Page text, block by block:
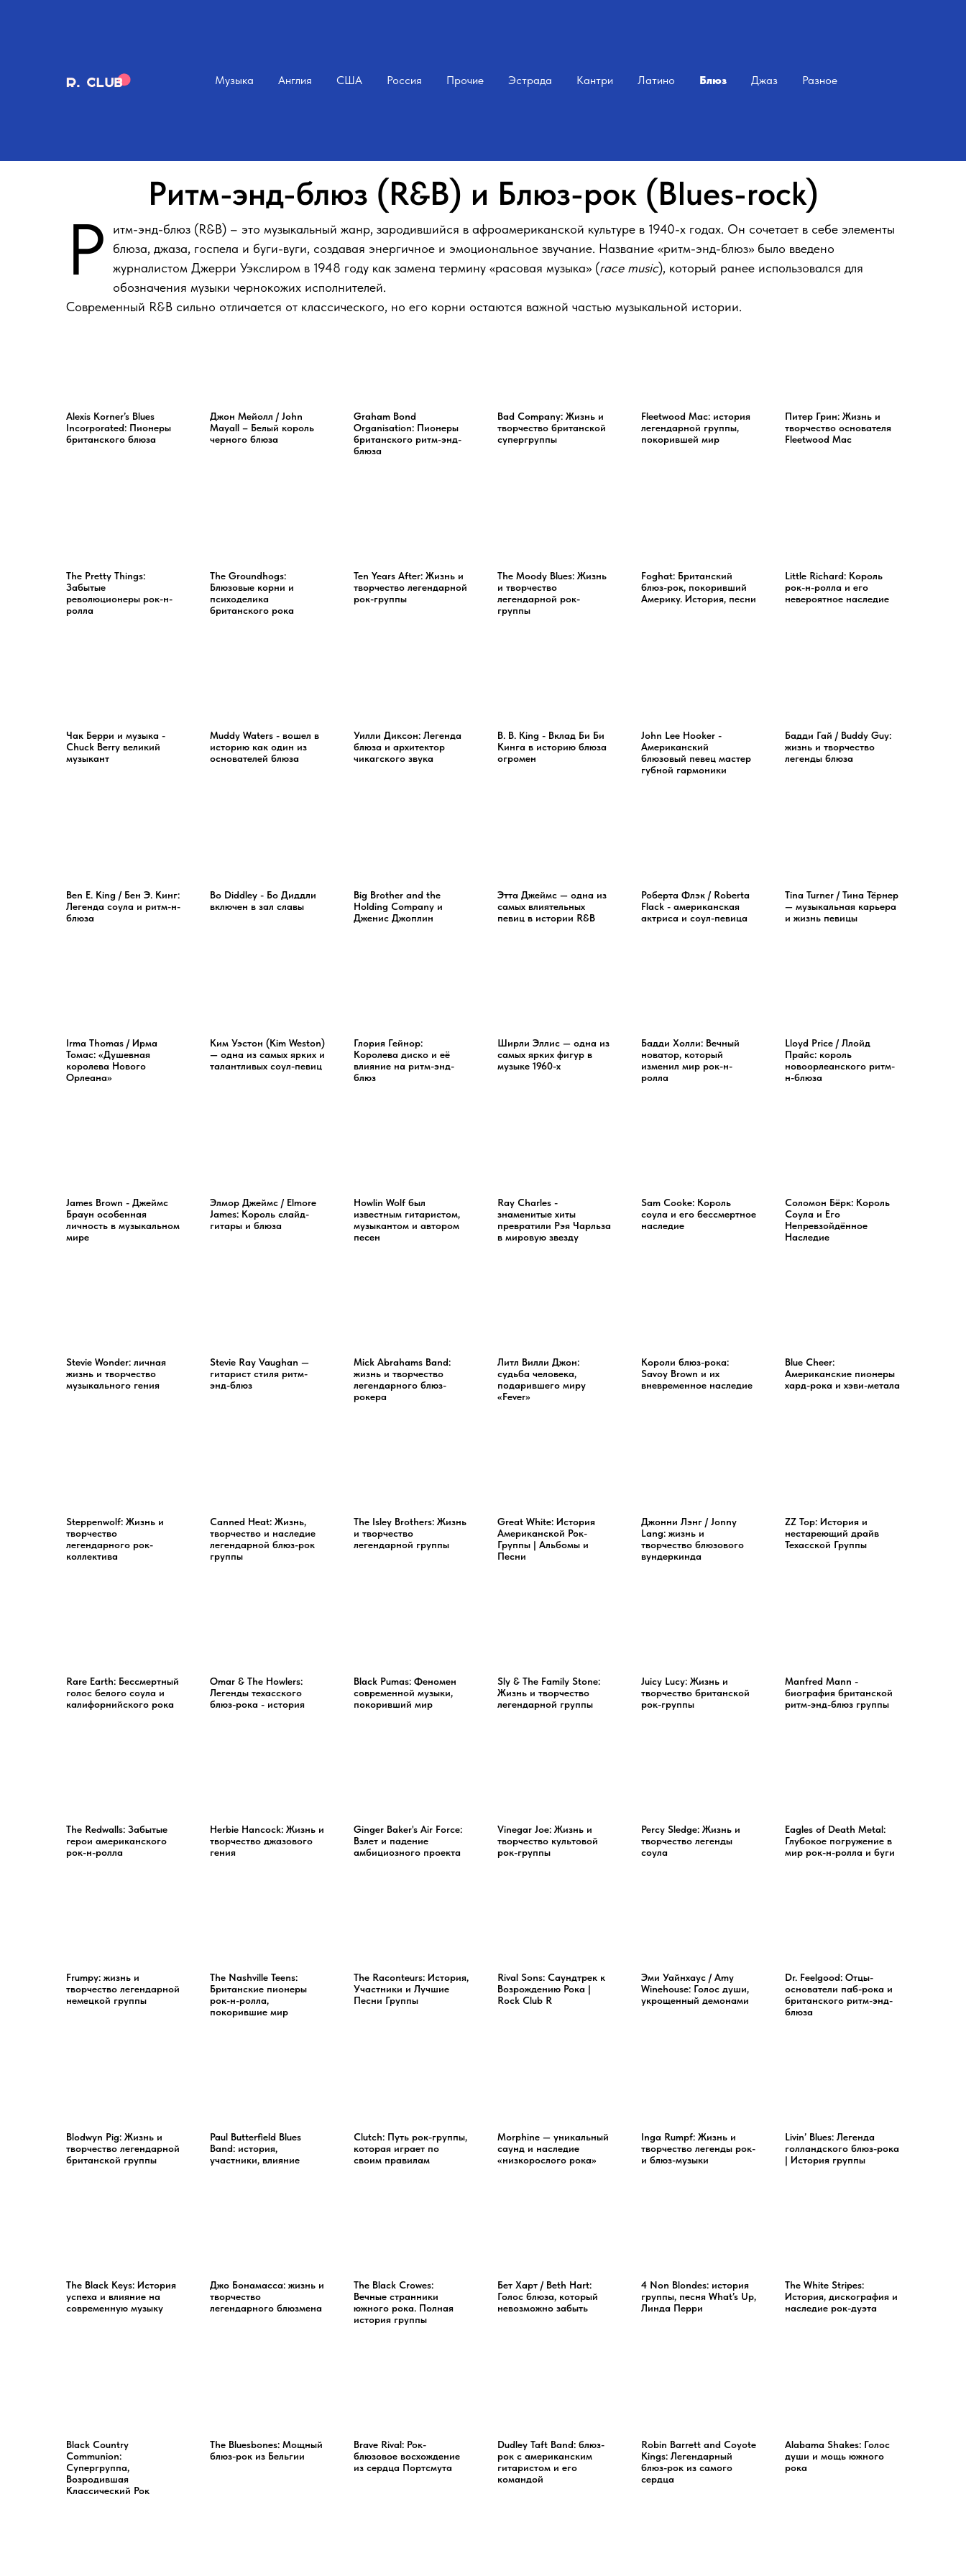
Музыка Англия США Россия Прочие Эстрада Кантри Латино Блюз Джаз Разное
Ритм-энд-блюз (R&B) и Блюз-рок (Blues-rock)
Р
итм-энд-блюз (R&B) – это музыкальный жанр, зародившийся в афроамериканской культуре в 1940-х годах. Он сочетает в себе элементы
блюза, джаза, госпела и буги-вуги, создавая энергичное и эмоциональное звучание. Название «ритм-энд-блюз» было введено
журналистом Джерри Уэкслиром в 1948 году как замена термину «расовая музыка» (race music), который ранее использовался для
обозначения музыки чернокожих исполнителей.
Современный R&B сильно отличается от классического, но его корни остаются важной частью музыкальной истории.
Alexis Korner’s Blues
Incorporated: Пионеры
британского блюза
Джон Мейолл / John
Mayall – Белый король
черного блюза
Graham Bond
Organisation: Пионеры
британского ритм-энд-
блюза
Bad Company: Жизнь и
творчество британской
супергруппы
Fleetwood Mac: история
легендарной группы,
покорившей мир
Питер Грин: Жизнь и
творчество основателя
Fleetwood Mac
The Pretty Things:
Забытые
революционеры рок-н-
ролла
The Groundhogs:
Блюзовые корни и
психоделика
британского рока
Ten Years After: Жизнь и
творчество легендарной
рок-группы
The Moody Blues: Жизнь
и творчество
легендарной рок-
группы
Foghat: Британский
блюз-рок, покоривший
Америку. История, песни
Little Richard: Король
рок-н-ролла и его
невероятное наследие
Чак Берри и музыка -
Chuck Berry великий
музыкант
Muddy Waters - вошел в
историю как один из
основателей блюза
Уилли Диксон: Легенда
блюза и архитектор
чикагского звука
B. B. King - Вклад Би Би
Кинга в историю блюза
огромен
John Lee Hooker -
Американский
блюзовый певец мастер
губной гармоники
Бадди Гай / Buddy Guy:
жизнь и творчество
легенды блюза
Ben E. King / Бен Э. Кинг:
Легенда соула и ритм-н-
блюза
Bo Diddley - Бо Диддли
включен в зал славы
Big Brother and the
Holding Company и
Дженис Джоплин
Этта Джеймс — одна из
самых влиятельных
певиц в истории R&B
Роберта Флэк / Roberta
Flack - американская
актриса и соул-певица
Tina Turner / Тина Тёрнер
— музыкальная карьера
и жизнь певицы
Irma Thomas / Ирма
Томас: «Душевная
королева Нового
Орлеана»
Ким Уэстон (Kim Weston)
— одна из самых ярких и
талантливых соул-певиц
Глория Гейнор:
Королева диско и её
влияние на ритм-энд-
блюз
Ширли Эллис — одна из
самых ярких фигур в
музыке 1960-х
Бадди Холли: Вечный
новатор, который
изменил мир рок-н-
ролла
Lloyd Price / Ллойд
Прайс: король
новоорлеанского ритм-
н-блюза
James Brown - Джеймс
Браун особенная
личность в музыкальном
мире
Элмор Джеймс / Elmore
James: Король слайд-
гитары и блюза
Howlin Wolf был
известным гитаристом,
музыкантом и автором
песен
Ray Charles -
знаменитые хиты
превратили Рэя Чарльза
в мировую звезду
Sam Cooke: Король
соула и его бессмертное
наследие
Соломон Бёрк: Король
Соула и Его
Непревзойдённое
Наследие
Stevie Wonder: личная
жизнь и творчество
музыкального гения
Stevie Ray Vaughan —
гитарист стиля ритм-
энд-блюз
Mick Abrahams Band:
жизнь и творчество
легендарного блюз-
рокера
Литл Вилли Джон:
судьба человека,
подарившего миру
«Fever»
Короли блюз-рока:
Savoy Brown и их
вневременное наследие
Blue Cheer:
Американские пионеры
хард-рока и хэви-метала
Steppenwolf: Жизнь и
творчество
легендарного рок-
коллектива
Canned Heat: Жизнь,
творчество и наследие
легендарной блюз-рок
группы
The Isley Brothers: Жизнь
и творчество
легендарной группы
Great White: История
Американской Рок-
Группы | Альбомы и
Песни
Джонни Лэнг / Jonny
Lang: жизнь и
творчество блюзового
вундеркинда
ZZ Top: История и
нестареющий драйв
Техасской Группы
Rare Earth: Бессмертный
голос белого соула и
калифорнийского рока
Omar & The Howlers:
Легенды техасского
блюз-рока - история
Black Pumas: Феномен
современной музыки,
покоривший мир
Sly & The Family Stone:
Жизнь и творчество
легендарной группы
Juicy Lucy: Жизнь и
творчество британской
рок-группы
Manfred Mann -
биография британской
ритм-энд-блюз группы
The Redwalls: Забытые
герои американского
рок-н-ролла
Herbie Hancock: Жизнь и
творчество джазового
гения
Ginger Baker's Air Force:
Взлет и падение
амбициозного проекта
Vinegar Joe: Жизнь и
творчество культовой
рок-группы
Percy Sledge: Жизнь и
творчество легенды
соула
Eagles of Death Metal:
Глубокое погружение в
мир рок-н-ролла и буги
Frumpy: жизнь и
творчество легендарной
немецкой группы
The Nashville Teens:
Британские пионеры
рок-н-ролла,
покорившие мир
The Raconteurs: История,
Участники и Лучшие
Песни Группы
Rival Sons: Саундтрек к
Возрождению Рока |
Rock Club R
Эми Уайнхаус / Amy
Winehouse: Голос души,
укрощенный демонами
Dr. Feelgood: Отцы-
основатели паб-рока и
британского ритм-энд-
блюза
Blodwyn Pig: Жизнь и
творчество легендарной
британской группы
Paul Butterfield Blues
Band: история,
участники, влияние
Clutch: Путь рок-группы,
которая играет по
своим правилам
Morphine — уникальный
саунд и наследие
«низкорослого рока»
Inga Rumpf: Жизнь и
творчество легенды рок-
и блюз-музыки
Livin’ Blues: Легенда
голландского блюз-рока
| История группы
The Black Keys: История
успеха и влияние на
современную музыку
Джо Бонамасса: жизнь и
творчество
легендарного блюзмена
The Black Crowes:
Вечные странники
южного рока. Полная
история группы
Бет Харт / Beth Hart:
Голос блюза, который
невозможно забыть
4 Non Blondes: история
группы, песня What’s Up,
Линда Перри
The White Stripes:
История, дискография и
наследие рок-дуэта
Black Country
Communion:
Супергруппа,
Возродившая
Классический Рок
The Bluesbones: Мощный
блюз-рок из Бельгии
Brave Rival: Рок-
блюзовое восхождение
из сердца Портсмута
Dudley Taft Band: блюз-
рок с американским
гитаристом и его
командой
Robin Barrett and Coyote
Kings: Легендарный
блюз-рок из самого
сердца
Alabama Shakes: Голос
души и мощь южного
рока